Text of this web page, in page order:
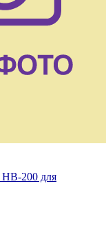
200 для